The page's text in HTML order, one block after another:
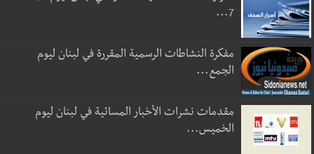
7...
مفكرة النشاطات الرسمية المقررة في لبنان ليوم
الجمع...
مقدمات نشرات الأخبار المسائية في لبنان ليوم
الخميس...